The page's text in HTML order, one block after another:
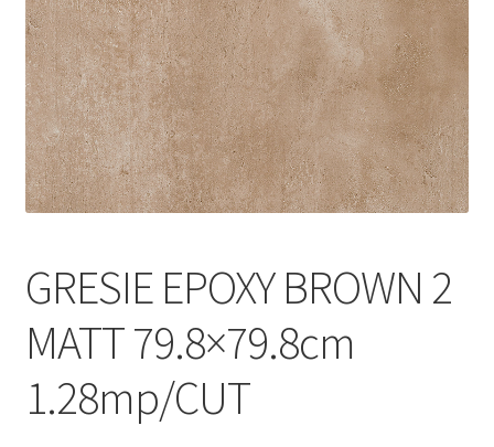
Informatii
Plata si Livrare
Politică de confidențialitate
Politica de cookie
Magazin
Plată
GRESIE EPOXY BROWN 2
MATT 79.8×79.8cm
1.28mp/CUT